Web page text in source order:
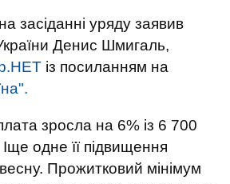
засіданні уряду заявив
Денис Шмигаль,
із посиланням на
зросла на 6% із 6 700
одне її підвищення
Прожитковий мінімум